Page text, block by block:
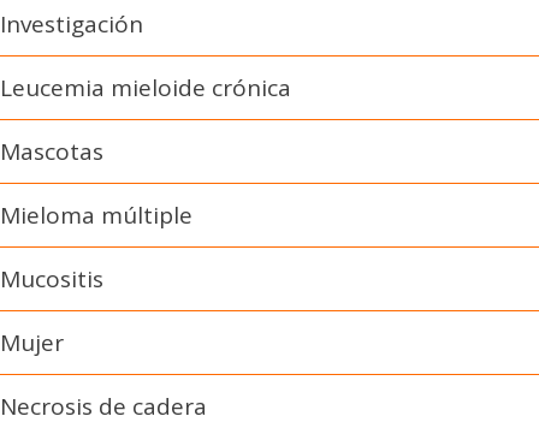
Investigación
Leucemia mieloide crónica
Mascotas
Mieloma múltiple
Mucositis
Mujer
Necrosis de cadera